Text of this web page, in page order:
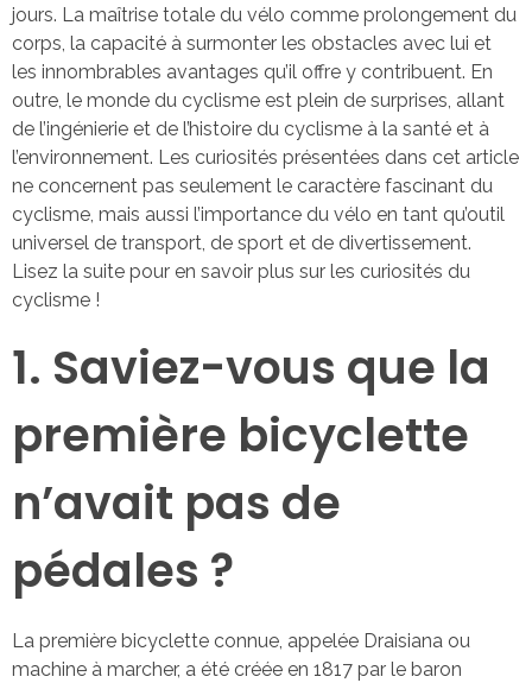
jours. La maîtrise totale du vélo comme prolongement du
corps, la capacité à surmonter les obstacles avec lui et
les innombrables avantages qu’il offre y contribuent. En
outre, le monde du cyclisme est plein de surprises, allant
de l’ingénierie et de l’histoire du cyclisme à la santé et à
l’environnement. Les curiosités présentées dans cet article
ne concernent pas seulement le caractère fascinant du
cyclisme, mais aussi l’importance du vélo en tant qu’outil
universel de transport, de sport et de divertissement.
Lisez la suite pour en savoir plus sur les curiosités du
cyclisme !
1. Saviez-vous que la
première bicyclette
n’avait pas de
pédales ?
La première bicyclette connue, appelée Draisiana ou
machine à marcher, a été créée en 1817 par le baron